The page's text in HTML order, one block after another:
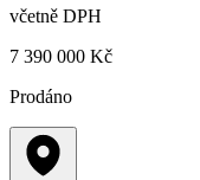
včetně DPH
7 390 000 Kč
Prodáno